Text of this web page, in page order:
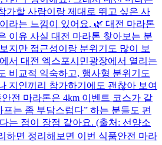
가할 사람이랑 제대로 뛰고 싶은 사
라는 느낌이 있어요. 🌿 대전 마라톤
이유 사실 대전 마라톤 찾아보는 분
지만 접근성이랑 분위기도 많이 보
서 대전 엑스포시민광장에서 열리는
비교적 익숙하고, 행사형 분위기도
지인끼리 참가하기에도 괜찮아 보여
안전 마라톤은 4km 이벤트 코스가 같
는 좀 부담스럽다” 하는 분들도 편
는 점이 장점 같아요. (출처: 선양소
하면 정리해보면 이번 식품안전 마라